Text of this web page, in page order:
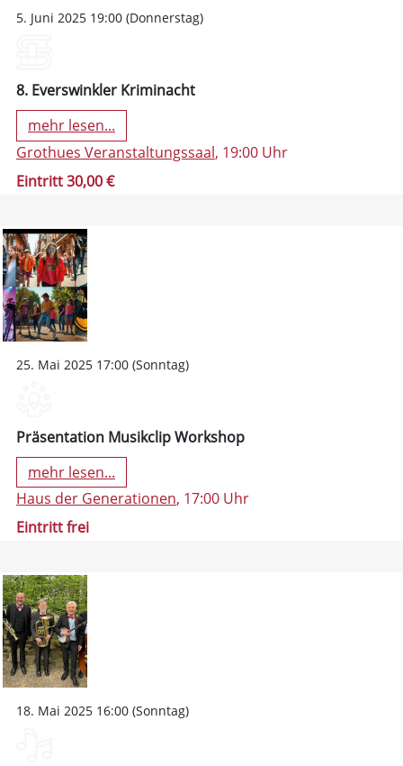
5. Juni 2025 19:00 (Donnerstag)
8. Everswinkler Kriminacht
mehr lesen...
Grothues Veranstaltungssaal, 19:00 Uhr
Eintritt 30,00 €
25. Mai 2025 17:00 (Sonntag)
Präsentation Musikclip Workshop
mehr lesen...
Haus der Generationen, 17:00 Uhr
Eintritt frei
18. Mai 2025 16:00 (Sonntag)